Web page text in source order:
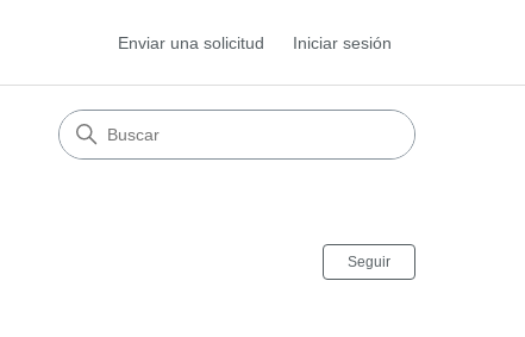
Enviar una solicitud Iniciar sesión
Seguir